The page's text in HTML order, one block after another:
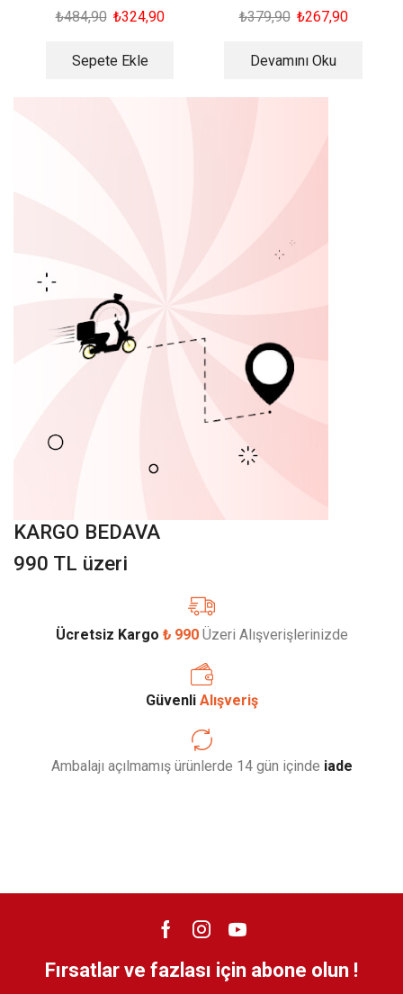
₺484,90 ₺324,90
Sepete Ekle
₺379,90 ₺267,90
Devamını Oku
KARGO BEDAVA
990 TL üzeri
Ücretsiz Kargo ₺ 990Üzeri Alışverişlerinizde
Güvenli Alışveriş
Ambalajı açılmamış ürünlerde 14 gün içinde iade
Fırsatlar ve fazlası için abone olun !